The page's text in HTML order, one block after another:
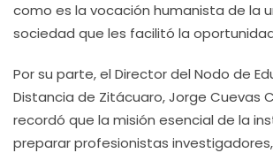
como es la vocación humanista de la
sociedad que les facilitó la
Por su parte, el Director del Nodo de
Distancia de Zitácuaro, Jorge Cuevas
recordó que la misión esencial de la
preparar profesionistas